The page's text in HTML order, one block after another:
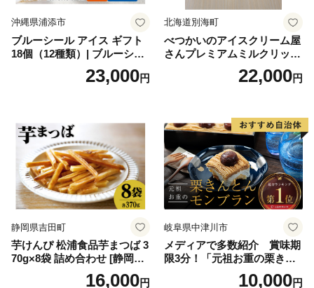
沖縄県浦添市
ブルーシール アイス ギフト
18個（12種類）| ブルーシー
ルアイス ブルーシールアイ
スクリーム 着日指定可能 送
誕生日 カップ 詰め合わせ バ
ラエティ | バニラ チョコレー
ト ストロベリー ピスタチオ
バニラ＆クッキー ウベ 沖縄
紅イモ 塩ちんすこう 沖縄シ
ークヮーサー 沖縄黒糖 琉球
ロイヤルミルクティ 沖縄パ
イン
23,000円
北海道別海町
べつかいのアイスクリーム屋
さんプレミアムミルクリッチ
12個（AP-01）（ 北海道アイ
ス 北海道産アイス アイス ア
道産アイス 道産アイスクリ
ーム ギフト 詰合せ 詰め合わ
せ ふるさと納税 ）
22,000円
静岡県吉田町
芋けんぴ 松浦食品芋まつば 3
70g×8袋 詰め合わせ [静岡伊
勢丹(松浦食品) 静岡県 吉田町
22424274] 芋ケンピ セット
16,000円
岐阜県中津川市
メディアで多数紹介 賞味期
限3分！「元祖お重の栗きん
とんモンブラン」 【未来の
ご褒美】スイーツ 栗 モンブ
10,000円